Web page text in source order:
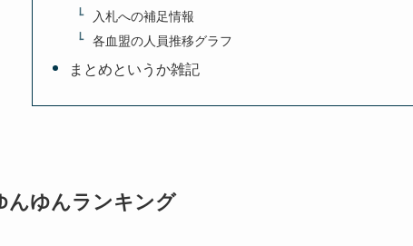
入札への補足情報
各血盟の人員推移グラフ
まとめというか雑記
んゆんランキング